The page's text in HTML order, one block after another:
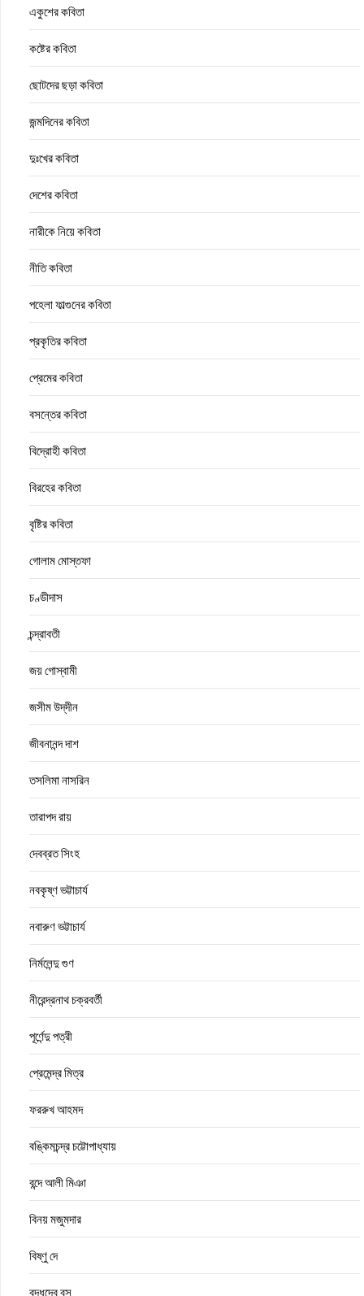
একুশের কবিতা
কষ্টের কবিতা
ছোটদের ছড়া কবিতা
জন্মদিনের কবিতা
দুঃখের কবিতা
দেশের কবিতা
নারীকে নিয়ে কবিতা
নীতি কবিতা
পহেলা ফাল্গুনের কবিতা
প্রকৃতির কবিতা
প্রেমের কবিতা
বসন্তের কবিতা
বিদ্রোহী কবিতা
বিরহের কবিতা
বৃষ্টির কবিতা
গোলাম মোস্তফা
চণ্ডীদাস
চন্দ্রাবতী
জয় গোস্বামী
জসীম উদ্‌দীন
জীবনানন্দ দাশ
তসলিমা নাসরিন
তারাপদ রায়
দেবব্রত সিংহ
নবকৃষ্ণ ভট্টাচার্য
নবারুণ ভট্টাচার্য
নির্মলেন্দু গুণ
নীরেন্দ্রনাথ চক্রবর্তী
পূর্ণেন্দু পত্রী
প্রেমেন্দ্র মিত্র
ফররুখ আহমদ
বঙ্কিমচন্দ্র চট্টোপাধ্যায়
বন্দে আলী মিঞা
বিনয় মজুমদার
বিষ্ণু দে
বুদ্ধদেব বসু